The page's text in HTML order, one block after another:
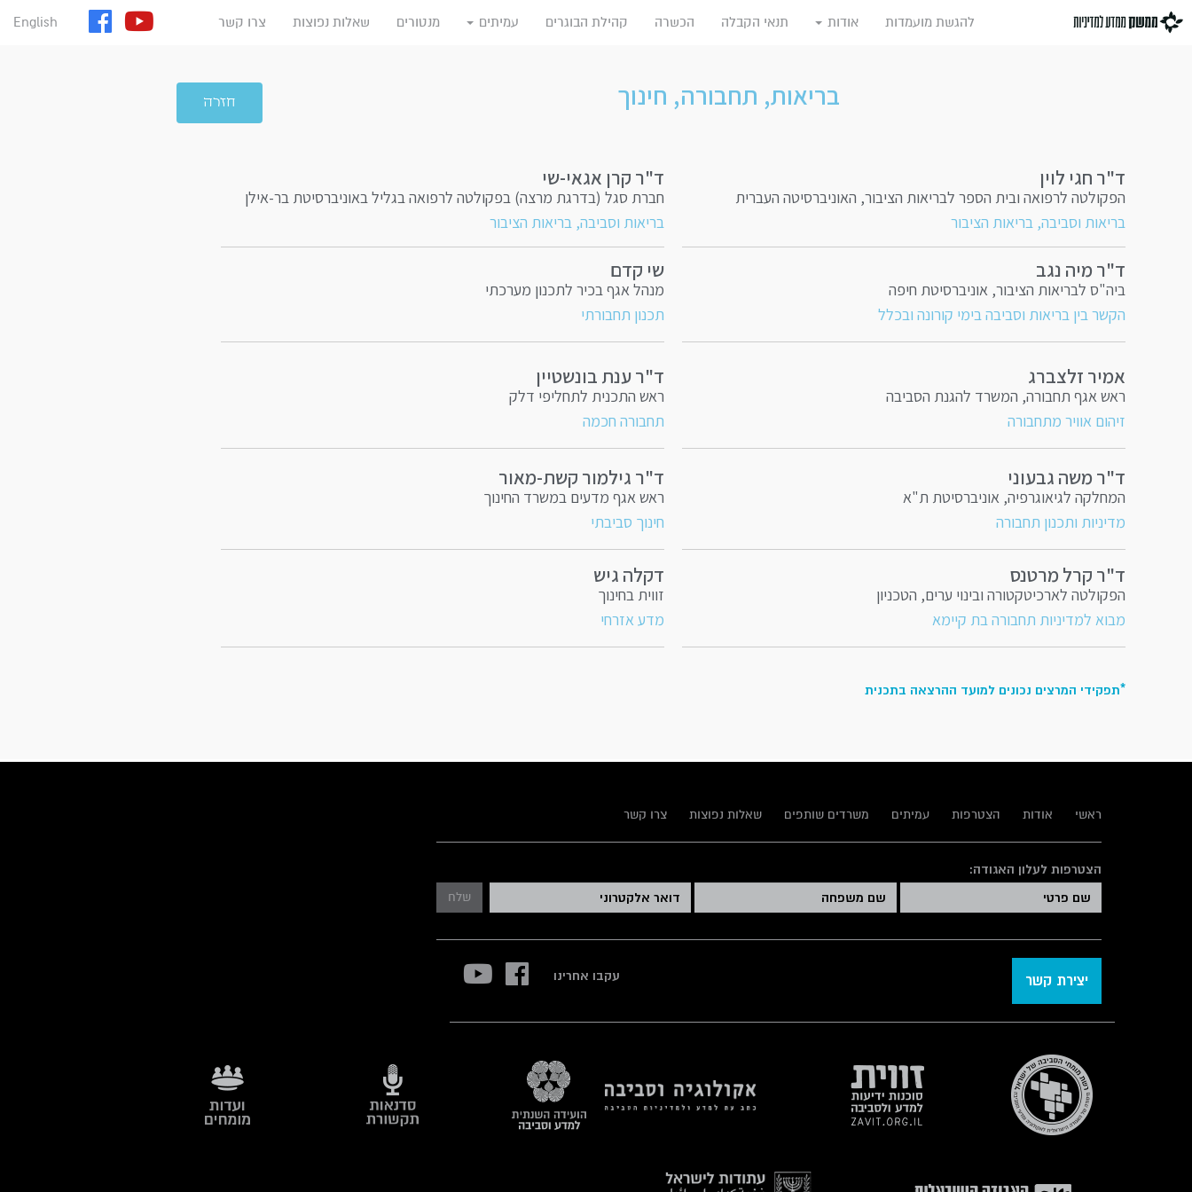
להגשת מועמדות אודות תנאי הקבלה הכשרה קהילת הבוגרים עמיתים מנטורים שאלות נפוצות צרו קשר English
בריאות, תחבורה, חינוך​ חזרה
ד"ר חגי לוין
הפקולטה לרפואה ובית הספר לבריאות הציבור, האוניברסיטה העברית
בריאות וסביבה, בריאות הציבור
ד"ר קרן אגאי-שי
חברת סגל (בדרגת מרצה) בפקולטה לרפואה בגליל באוניברסיטת בר-אילן
בריאות וסביבה, בריאות הציבור
ד"ר מיה נגב
ביה"ס לבריאות הציבור, אוניברסיטת חיפה
הקשר בין בריאות וסביבה בימי קורונה ובכלל
שי קדם
מנהל אגף בכיר לתכנון מערכתי
תכנון תחבורתי
אמיר זלצברג
ראש אגף תחבורה, המשרד להגנת הסביבה
זיהום אוויר מתחבורה
ד"ר ענת בונשטיין
ראש התכנית לתחליפי דלק
תחבורה חכמה
ד"ר משה גבעוני
המחלקה לגיאוגרפיה, אוניברסיטת ת"א
מדיניות ותכנון תחבורה
ד"ר גילמור קשת-מאור
ראש אגף מדעים במשרד החינוך
חינוך סביבתי
ד"ר קרל מרטנס
הפקולטה לארכיטקטורה ובינוי ערים, הטכניון
מבוא למדיניות תחבורה בת קיימא
דקלה גיש
זווית בחינוך
מדע אזרחי
*תפקידי המרצים נכונים למועד ההרצאה בתכנית
ראשי אודות הצטרפות עמיתים משרדים שותפים שאלות נפוצות צרו קשר
הצטרפות לעלון האגודה:
שלח
יצירת קשר עקבו אחרינו